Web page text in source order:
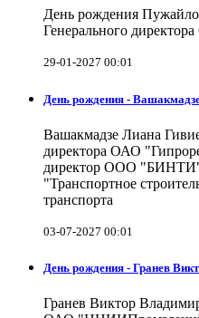
День рождения
Генерального
29-01-2027 00:01
День рождения -
Вашакмадзе Лиана
директора ОАО
директор ООО "БИНТИ",
"Транспортное
транспорта
03-07-2027 00:01
День рождения - Гранев
Гранев Виктор